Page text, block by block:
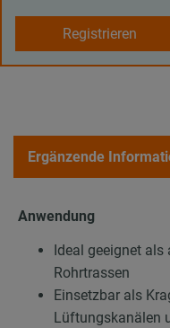
Registrieren
Ergänzende
Anwendung
Ideal geeignet
Rohrtrassen
Einsetzbar als
Lüftungskanälen